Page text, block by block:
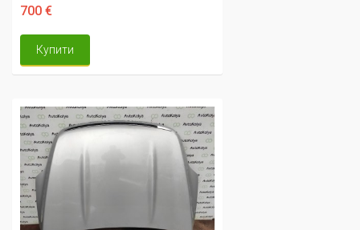
700 €
Купити